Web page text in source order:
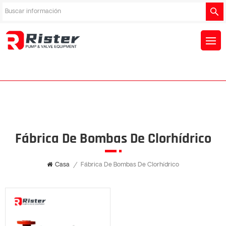
Fábrica De Bombas De Clorhídrico
Casa / Fábrica De Bombas De Clorhídrico